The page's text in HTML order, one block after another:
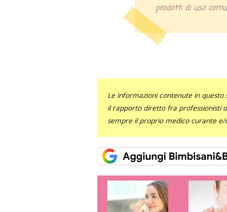
prodotti di uso
Le informazioni contenute in
il rapporto diretto fra professionisti
sempre il proprio medico curante e/